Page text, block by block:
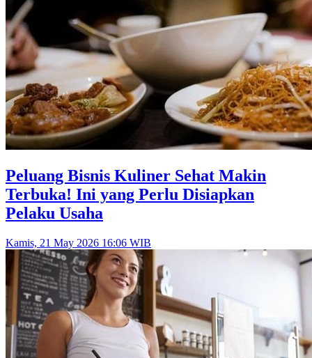
Peluang Bisnis Kuliner Sehat Makin
Terbuka! Ini yang Perlu Disiapkan
Pelaku Usaha
Kamis, 21 May 2026 16:06 WIB